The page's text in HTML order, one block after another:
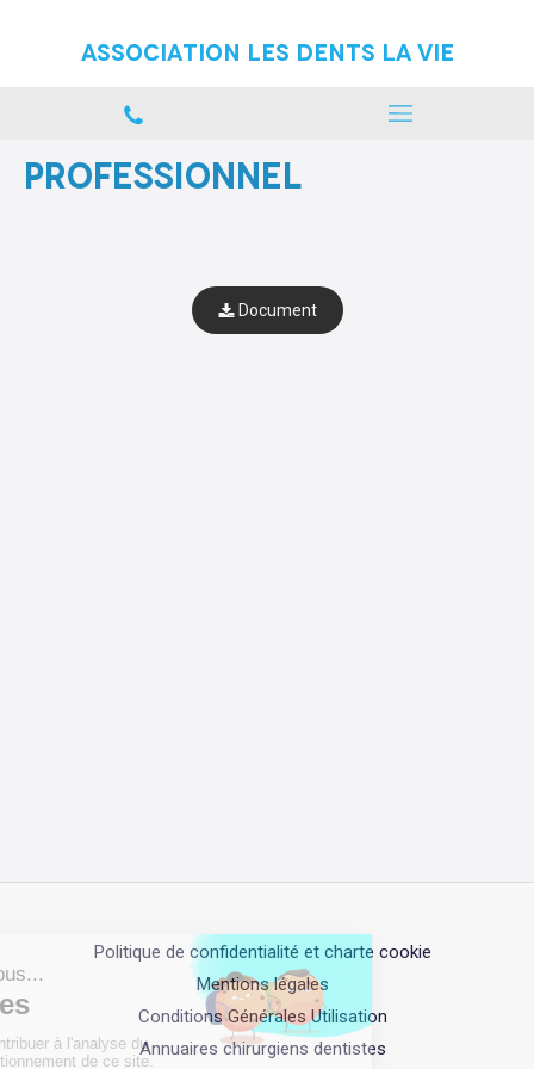
Association Les Dents La vie
Professionnel
Document
Politique de confidentialité et charte cookie
Mentions légales
Conditions Générales Utilisation
Annuaires chirurgiens dentistes